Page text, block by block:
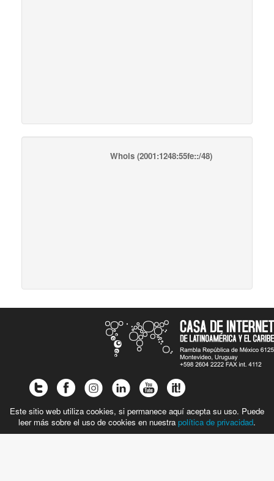
Whois (2001:1248:55fe::/48)
Este sitio web utiliza cookies, si permanece aquí acepta su uso. Puede
leer más sobre el uso de cookies en nuestra política de privacidad.